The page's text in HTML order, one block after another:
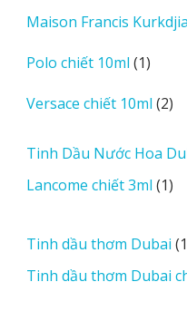
Maison Francis
Polo chiết 10ml 11
phẩm
Versace chiết 10ml 22
Tinh Dầu Nước Hoa
Lancome chiết 3ml 11
Tinh dầu thơm Dubai 1
Tinh dầu thơm Dubai